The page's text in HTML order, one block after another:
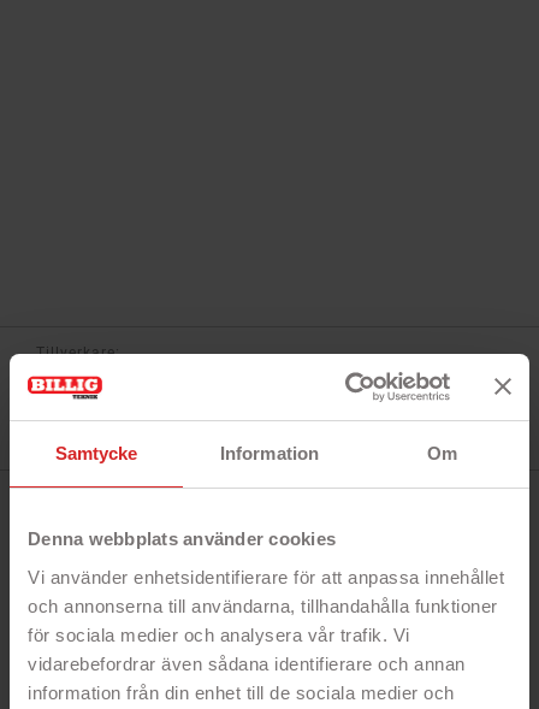
Samtycke Information Om
Denna webbplats använder cookies
Vi använder enhetsidentifierare för att anpassa innehållet
och annonserna till användarna, tillhandahålla funktioner
för sociala medier och analysera vår trafik. Vi
vidarebefordrar även sådana identifierare och annan
information från din enhet till de sociala medier och
Tillverkare:
Star Trading
Referens:
I lager
9 objekt
Snabbfakta!
- Tryck på lampan för att tända den
- Perfekt för trånga utrymmen
- Med dubbelhäftande tejp för montering